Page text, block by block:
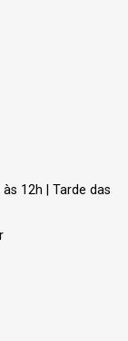
12h | Tarde das